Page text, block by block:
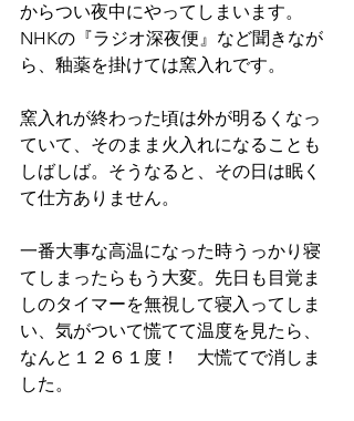
からつい夜中にやってしまいます。
NHKの『ラジオ深夜便』など聞きなが
ら、釉薬を掛けては窯入れです。
窯入れが終わった頃は外が明るくなっ
ていて、そのまま火入れになることも
しばしば。そうなると、その日は眠く
て仕方ありません。
一番大事な高温になった時うっかり寝
てしまったらもう大変。先日も目覚ま
しのタイマーを無視して寝入ってしま
い、気がついて慌てて温度を見たら、
なんと１２６１度！　大慌てで消しま
した。